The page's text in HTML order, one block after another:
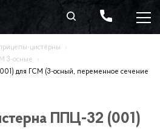
цистерны
3-осные
для ГСМ (3-осный, переменное сечение
ППЦ-32 (001)